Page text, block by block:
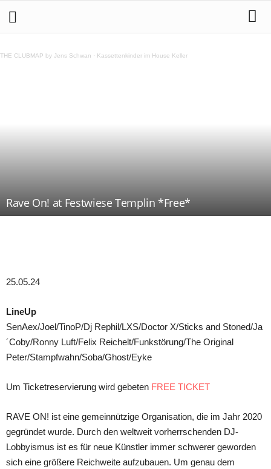
THE CLUBMAP by Jens Schwan · Kassettenkinder im House Keller
Rave On! at Festwiese Templin *Free*
25.05.24
LineUp
SenAex/Joel/TinoP/Dj Rephil/LXS/Doctor X/Sticks and Stoned/Ja
´Coby/Ronny Luft/Felix Reichelt/Funkstörung/The Original
Peter/Stampfwahn/Soba/Ghost/Eyke
Um Ticketreservierung wird gebeten FREE TICKET
RAVE ON! ist eine gemeinnützige Organisation, die im Jahr 2020
gegründet wurde. Durch den weltweit vorherrschenden DJ-
Lobbyismus ist es für neue Künstler immer schwerer geworden
sich eine größere Reichweite aufzubauen. Um genau dem